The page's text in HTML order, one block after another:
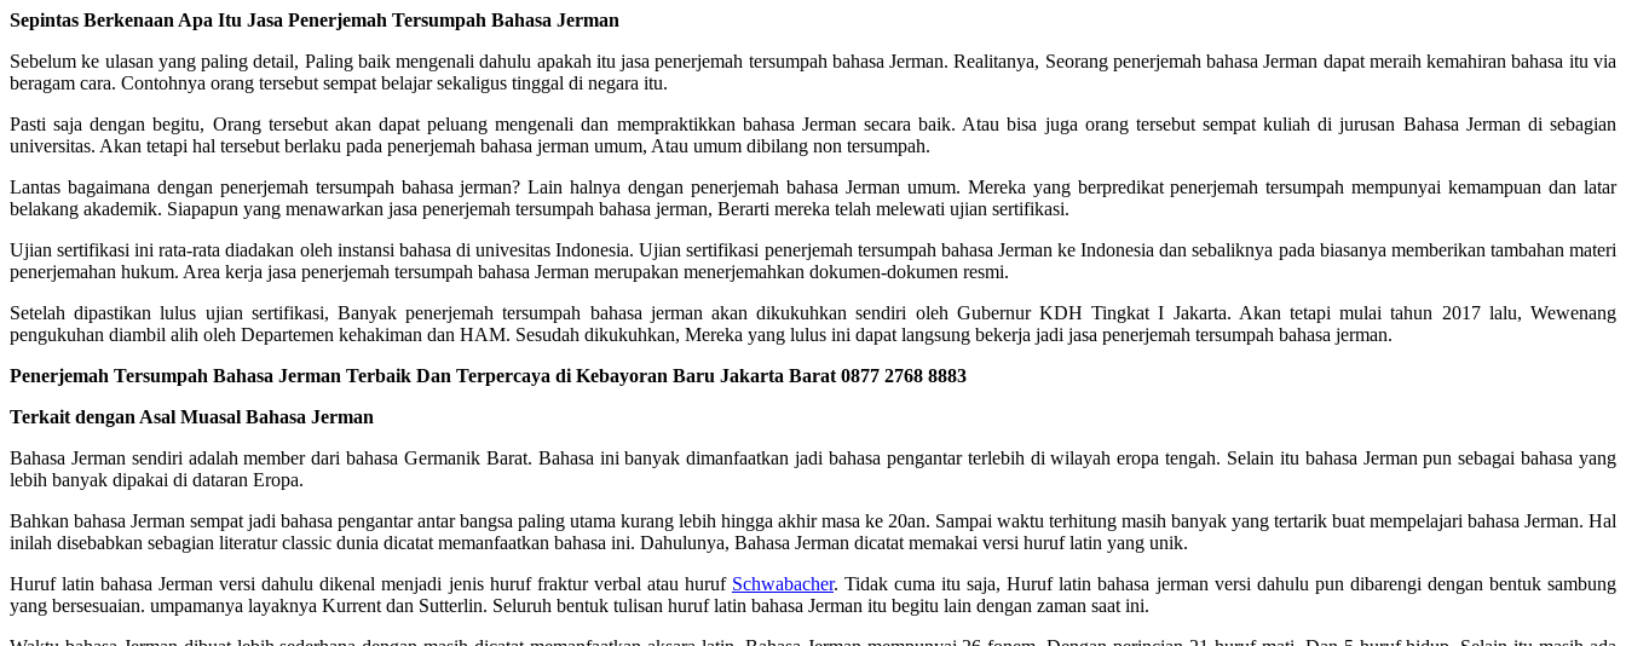
Sepintas Berkenaan Apa Itu Jasa Penerjemah Tersumpah Bahasa Jerman
Sebelum ke ulasan yang paling detail, Paling baik mengenali dahulu apakah itu jasa penerjemah tersumpah bahasa Jerman. Realitanya, Seorang penerjemah bahasa Jerman dapat meraih kemahiran bahasa itu via
beragam cara. Contohnya orang tersebut sempat belajar sekaligus tinggal di negara itu.
Pasti saja dengan begitu, Orang tersebut akan dapat peluang mengenali dan mempraktikkan bahasa Jerman secara baik. Atau bisa juga orang tersebut sempat kuliah di jurusan Bahasa Jerman di sebagian
universitas. Akan tetapi hal tersebut berlaku pada penerjemah bahasa jerman umum, Atau umum dibilang non tersumpah.
Lantas bagaimana dengan penerjemah tersumpah bahasa jerman? Lain halnya dengan penerjemah bahasa Jerman umum. Mereka yang berpredikat penerjemah tersumpah mempunyai kemampuan dan latar
belakang akademik. Siapapun yang menawarkan jasa penerjemah tersumpah bahasa jerman, Berarti mereka telah melewati ujian sertifikasi.
Ujian sertifikasi ini rata-rata diadakan oleh instansi bahasa di univesitas Indonesia. Ujian sertifikasi penerjemah tersumpah bahasa Jerman ke Indonesia dan sebaliknya pada biasanya memberikan tambahan materi
penerjemahan hukum. Area kerja jasa penerjemah tersumpah bahasa Jerman merupakan menerjemahkan dokumen-dokumen resmi.
Setelah dipastikan lulus ujian sertifikasi, Banyak penerjemah tersumpah bahasa jerman akan dikukuhkan sendiri oleh Gubernur KDH Tingkat I Jakarta. Akan tetapi mulai tahun 2017 lalu, Wewenang
pengukuhan diambil alih oleh Departemen kehakiman dan HAM. Sesudah dikukuhkan, Mereka yang lulus ini dapat langsung bekerja jadi jasa penerjemah tersumpah bahasa jerman.
Penerjemah Tersumpah Bahasa Jerman Terbaik Dan Terpercaya di Kebayoran Baru Jakarta Barat 0877 2768 8883
Terkait dengan Asal Muasal Bahasa Jerman
Bahasa Jerman sendiri adalah member dari bahasa Germanik Barat. Bahasa ini banyak dimanfaatkan jadi bahasa pengantar terlebih di wilayah eropa tengah. Selain itu bahasa Jerman pun sebagai bahasa yang
lebih banyak dipakai di dataran Eropa.
Bahkan bahasa Jerman sempat jadi bahasa pengantar antar bangsa paling utama kurang lebih hingga akhir masa ke 20an. Sampai waktu terhitung masih banyak yang tertarik buat mempelajari bahasa Jerman. Hal
inilah disebabkan sebagian literatur classic dunia dicatat memanfaatkan bahasa ini. Dahulunya, Bahasa Jerman dicatat memakai versi huruf latin yang unik.
Huruf latin bahasa Jerman versi dahulu dikenal menjadi jenis huruf fraktur verbal atau huruf Schwabacher. Tidak cuma itu saja, Huruf latin bahasa jerman versi dahulu pun dibarengi dengan bentuk sambung
yang bersesuaian. umpamanya layaknya Kurrent dan Sutterlin. Seluruh bentuk tulisan huruf latin bahasa Jerman itu begitu lain dengan zaman saat ini.